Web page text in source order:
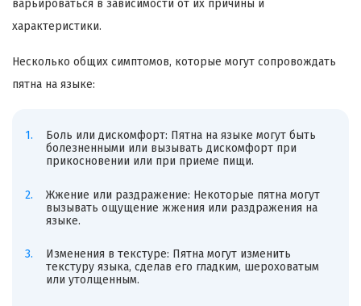
варьироваться в зависимости от их причины и
характеристики.
Несколько общих симптомов, которые могут сопровождать
пятна на языке:
Боль или дискомфорт: Пятна на языке могут быть
болезненными или вызывать дискомфорт при
прикосновении или при приеме пищи.
Жжение или раздражение: Некоторые пятна могут
вызывать ощущение жжения или раздражения на
языке.
Изменения в текстуре: Пятна могут изменить
текстуру языка, сделав его гладким, шероховатым
или утолщенным.